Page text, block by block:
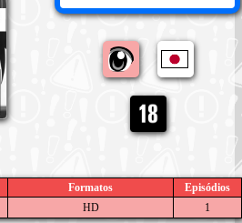
Formatos
Episódios
HD 1